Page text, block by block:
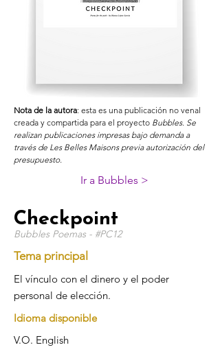
Nota de la autora: esta es una publicación no venal
creada y compartida para el proyecto Bubbles. Se
realizan publicaciones impresas bajo demanda a
través de Les Belles Maisons previa autorización del
presupuesto.
Ir a Bubbles >
Checkpoint
Bubbles Poemas - #PC12
Tema principal
El vínculo con el dinero y el poder
personal de elección.
Idioma disponible
V.O. English